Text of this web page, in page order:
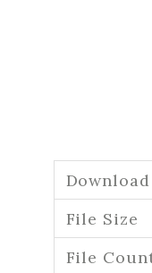
Download
File Size
File